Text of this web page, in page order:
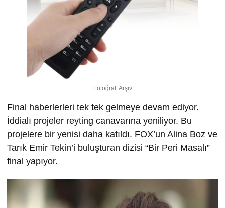
Fotoğraf: Arşiv
Final haberlerleri tek tek gelmeye devam ediyor.
İddialı projeler reyting canavarına yeniliyor. Bu
projelere bir yenisi daha katıldı. FOX’un Alina Boz ve
Tarık Emir Tekin’i buluşturan dizisi “Bir Peri Masalı”
final yapıyor.